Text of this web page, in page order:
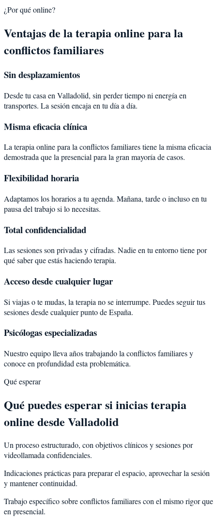
¿Por qué online?
Ventajas de la terapia online para la
conflictos familiares
Sin desplazamientos
Desde tu casa en Valladolid, sin perder tiempo ni energía en
transportes. La sesión encaja en tu día a día.
Misma eficacia clínica
La terapia online para la conflictos familiares tiene la misma eficacia
demostrada que la presencial para la gran mayoría de casos.
Flexibilidad horaria
Adaptamos los horarios a tu agenda. Mañana, tarde o incluso en tu
pausa del trabajo si lo necesitas.
Total confidencialidad
Las sesiones son privadas y cifradas. Nadie en tu entorno tiene por
qué saber que estás haciendo terapia.
Acceso desde cualquier lugar
Si viajas o te mudas, la terapia no se interrumpe. Puedes seguir tus
sesiones desde cualquier punto de España.
Psicólogas especializadas
Nuestro equipo lleva años trabajando la conflictos familiares y
conoce en profundidad esta problemática.
Qué esperar
Qué puedes esperar si inicias terapia
online desde Valladolid
Un proceso estructurado, con objetivos clínicos y sesiones por
videollamada confidenciales.
Indicaciones prácticas para preparar el espacio, aprovechar la sesión
y mantener continuidad.
Trabajo específico sobre conflictos familiares con el mismo rigor que
en presencial.